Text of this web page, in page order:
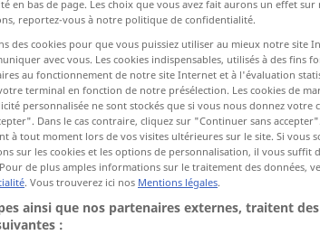
traduction)
DAT einteilen
en bas de page. Les choix que vous avez fait aurons un effet
reportez-vous à notre politique de confidentialité.
des cookies pour que vous puissiez utiliser au mieux notre site
avec vous. Les cookies indispensables, utilisés à des fins
au fonctionnement de notre site Internet et à l'évaluation
terminal en fonction de notre présélection. Les cookies de
personnalisée ne sont stockés que si vous nous donnez votre
Dans le cas contraire, cliquez sur "Continuer sans
à tout moment lors de vos visites ultérieures sur le site. Si vous
sur les cookies et les options de personnalisation, il vous suffit
de plus amples informations sur le traitement des données,
. Vous trouverez ici nos Mentions légales.
ainsi que nos partenaires externes, traitent
: